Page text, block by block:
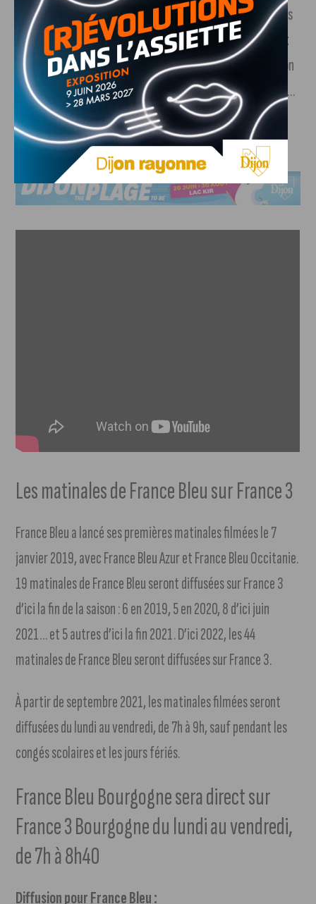
fera très attention, parce que l’émotion peut vite jouer des
tours… mais on a tellement envie d’y aller, on a tellement
hâte de commencer. C’est vraiment une évolution de mon
métier : il y a les codes de la télé, il y a les codes de la radio…
et ça donne quelque chose d’hybride… et c’est ça qui est
excitant !»
Les matinales de France Bleu sur France 3
France Bleu a lancé ses premières matinales filmées le 7
janvier 2019, avec France Bleu Azur et France Bleu Occitanie.
19 matinales de France Bleu seront diffusées sur France 3
d’ici la fin de la saison : 6 en 2019, 5 en 2020, 8 d’ici juin
2021… et 5 autres d’ici la fin 2021. D’ici 2022, les 44
matinales de France Bleu seront diffusées sur France 3.
À partir de septembre 2021, les matinales filmées seront
diffusées du lundi au vendredi, de 7h à 9h, sauf pendant les
congés scolaires et les jours fériés.
France Bleu Bourgogne sera direct sur
France 3 Bourgogne du lundi au vendredi,
de 7h à 8h40
Diffusion pour France Bleu :